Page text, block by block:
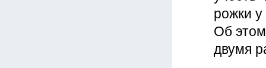
рожки у
Об
двумя